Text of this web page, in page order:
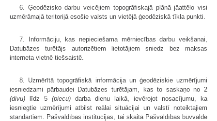
6. Ģeodēzisko darbu veicējiem topogrāfiskajā plānā jāattēlo visi
uzmērāmajā teritorijā esošie valsts un vietējā ģeodēziskā tīkla punkti.
7. Informāciju, kas nepieciešama mērniecības darbu veikšanai,
Datubāzes turētājs autorizētiem lietotājiem sniedz bez maksas
interneta vietnē tiešsaistē.
8. Uzmērītā topogrāfiskā informācija un ģeodēziskie uzmērījumi
iesniedzami pārbaudei Datubāzes turētājam, kas to saskaņo no 2
(divu) līdz 5 (piecu) darba dienu laikā, ievērojot nosacījumu, ka
iesniegtie uzmērījumi atbilst reālai situācijai un valstī noteiktajiem
standartiem. Pašvaldības institūcijas, tai skaitā Pašvaldības būvvalde